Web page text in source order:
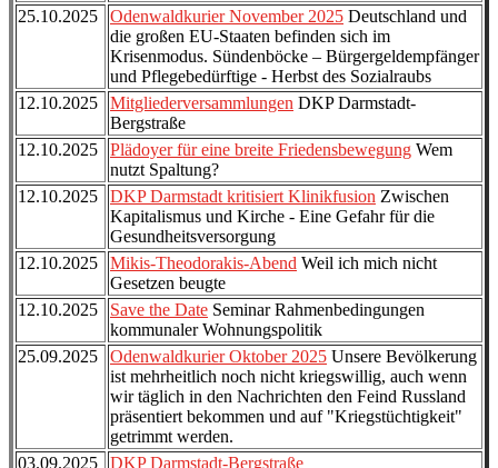
25.10.2025
Odenwaldkurier November 2025 Deutschland und
die großen EU-Staaten befinden sich im
Krisenmodus. Sündenböcke – Bürgergeldempfänger
und Pflegebedürftige - Herbst des Sozialraubs
12.10.2025
Mitgliederversammlungen DKP Darmstadt-
Bergstraße
12.10.2025
Plädoyer für eine breite Friedensbewegung Wem
nutzt Spaltung?
12.10.2025
DKP Darmstadt kritisiert Klinikfusion Zwischen
Kapitalismus und Kirche - Eine Gefahr für die
Gesundheitsversorgung
12.10.2025
Mikis-Theodorakis-Abend Weil ich mich nicht
Gesetzen beugte
12.10.2025
Save the Date Seminar Rahmenbedingungen
kommunaler Wohnungspolitik
25.09.2025
Odenwaldkurier Oktober 2025 Unsere Bevölkerung
ist mehrheitlich noch nicht kriegswillig, auch wenn
wir täglich in den Nachrichten den Feind Russland
präsentiert bekommen und auf "Kriegstüchtigkeit"
getrimmt werden.
03.09.2025
DKP Darmstadt-Bergstraße